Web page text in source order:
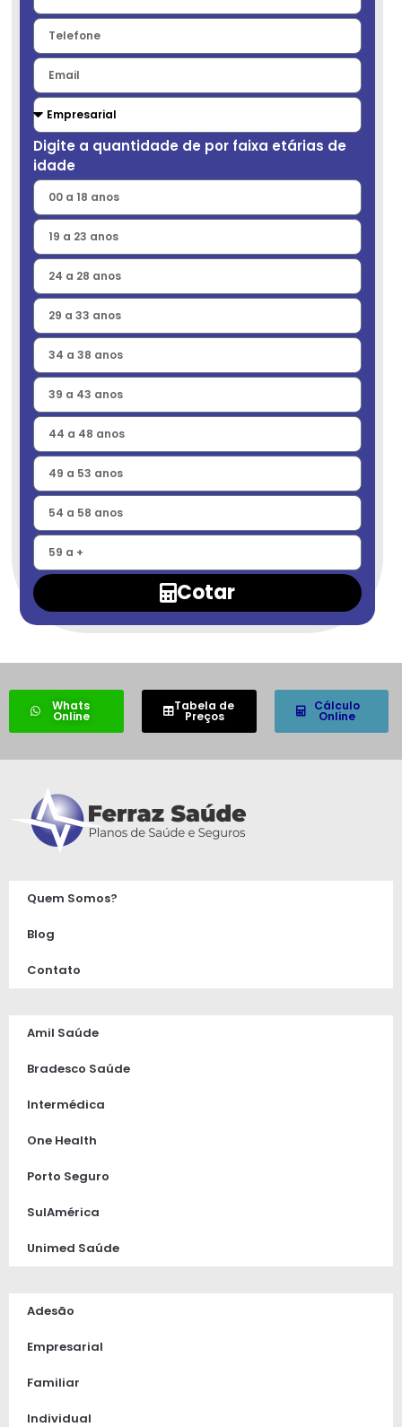
Digite a quantidade de por faixa etárias de
idade
Cotar
Whats
Online
Tabela de
Preços
Cálculo
Online
Quem Somos?
Blog
Contato
Amil Saúde
Bradesco Saúde
Intermédica
One Health
Porto Seguro
SulAmérica
Unimed Saúde
Adesão
Empresarial
Familiar
Individual